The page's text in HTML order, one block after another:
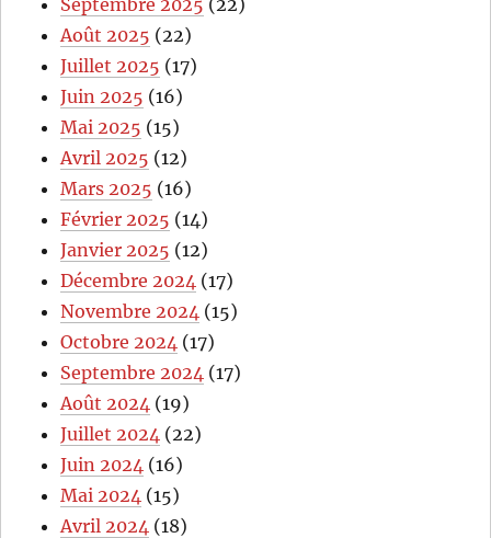
Août 2025 (22)
Juillet 2025 (17)
Juin 2025 (16)
Mai 2025 (15)
Avril 2025 (12)
Mars 2025 (16)
Février 2025 (14)
Janvier 2025 (12)
Décembre 2024 (17)
Novembre 2024 (15)
Octobre 2024 (17)
Septembre 2024 (17)
Août 2024 (19)
Juillet 2024 (22)
Juin 2024 (16)
Mai 2024 (15)
Avril 2024 (18)